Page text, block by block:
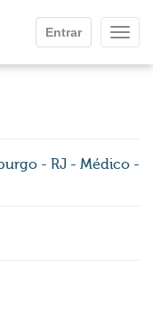
Entrar
- RJ - Médico -